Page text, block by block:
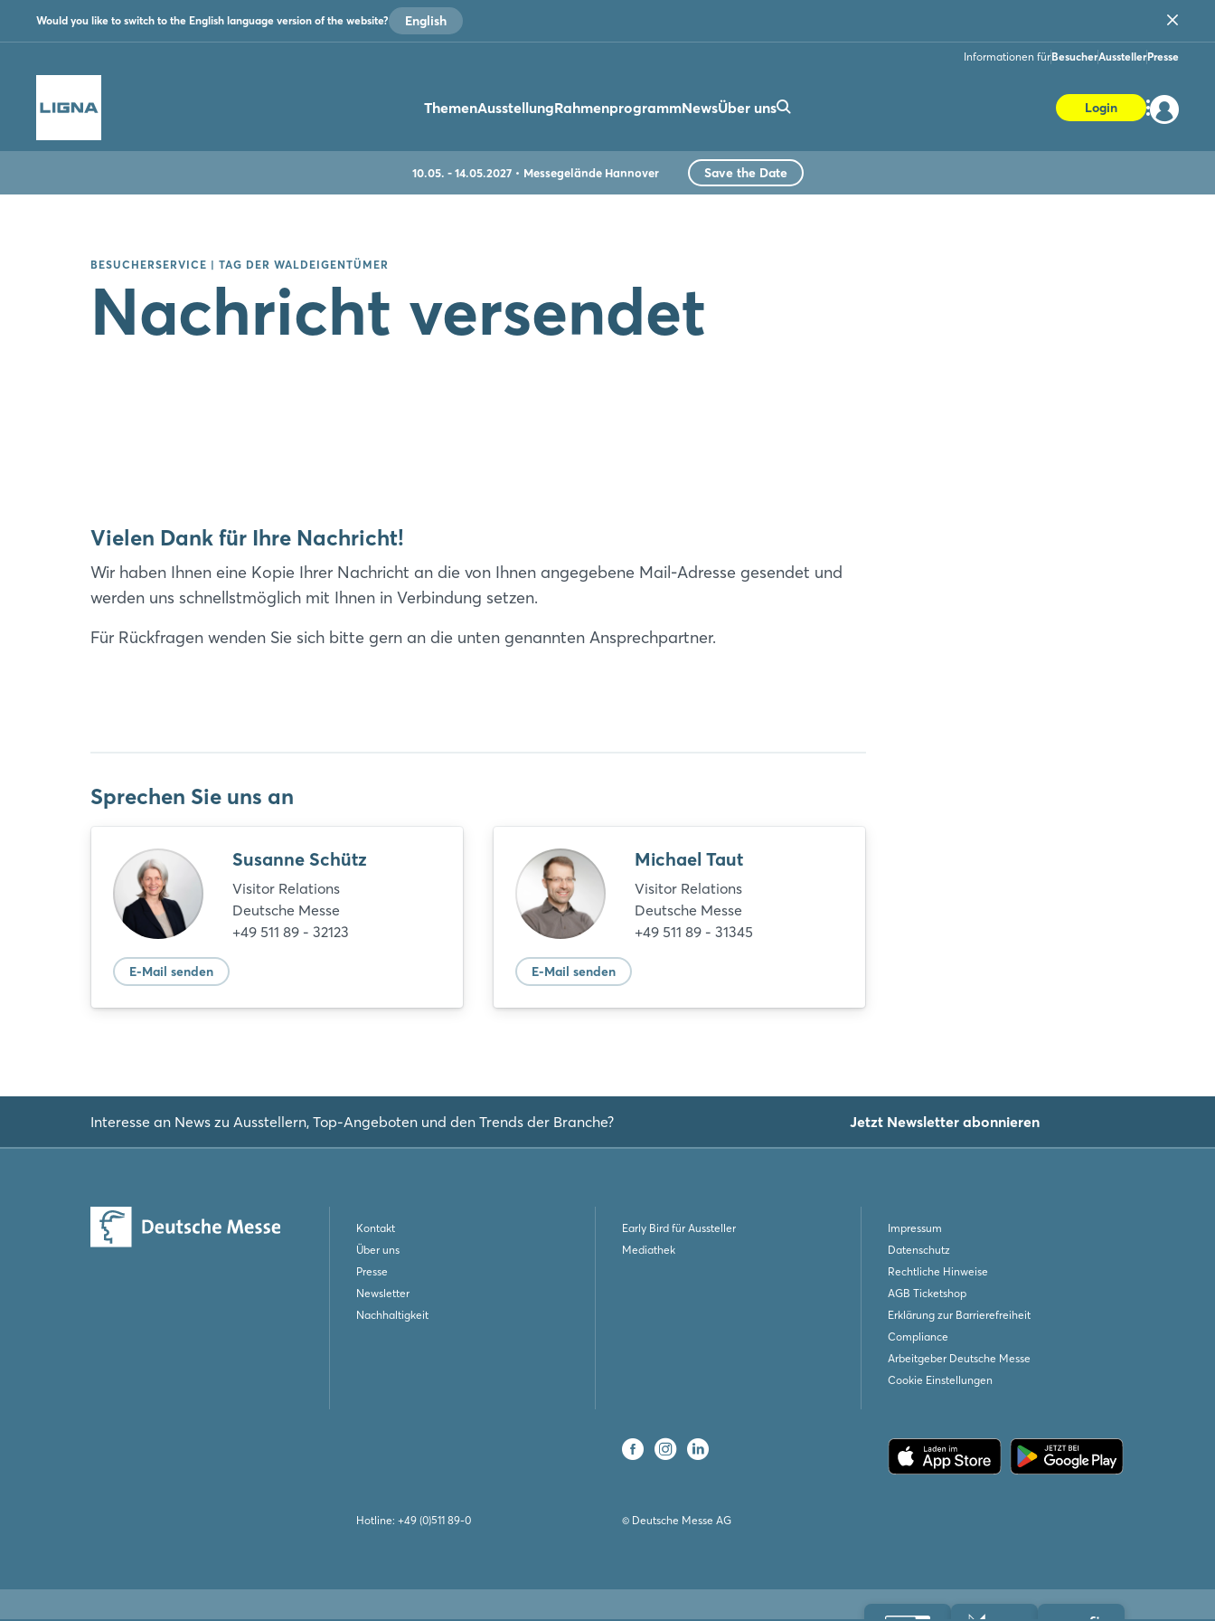
Would you like to switch to the English language version of the website? English
Informationen fürBesucherAusstellerPresse
ThemenAusstellungRahmenprogrammNewsÜber uns Login
10.05. - 14.05.2027 Messegelände Hannover Save the Date
BESUCHERSERVICE | TAG DER WALDEIGENTÜMER
Nachricht versendet
Vielen Dank für Ihre Nachricht!
Wir haben Ihnen eine Kopie Ihrer Nachricht an die von Ihnen angegebene Mail-Adresse gesendet und
werden uns schnellstmöglich mit Ihnen in Verbindung setzen.
Für Rückfragen wenden Sie sich bitte gern an die unten genannten Ansprechpartner.
Sprechen Sie uns an
Susanne Schütz
Visitor Relations
Deutsche Messe
+49 511 89 - 32123
E-Mail senden
Michael Taut
Visitor Relations
Deutsche Messe
+49 511 89 - 31345
E-Mail senden
Interesse an News zu Ausstellern, Top-Angeboten und den Trends der Branche? Jetzt Newsletter abonnieren
Kontakt
Über uns
Presse
Newsletter
Nachhaltigkeit
Early Bird für Aussteller
Mediathek
Impressum
Datenschutz
Rechtliche Hinweise
AGB Ticketshop
Erklärung zur Barrierefreiheit
Compliance
Arbeitgeber Deutsche Messe
Cookie Einstellungen
Hotline: +49 (0)511 89-0 © Deutsche Messe AG
Noch nicht angemeldet?
Jetzt registrieren